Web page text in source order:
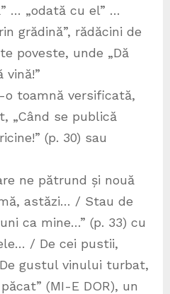
… „odată cu el” …
grădină”, rădăcini de
poveste, unde „Dă
vină!”
toamnă versificată,
„Când se publică
(p. 30) sau
ne pătrund și nouă
astăzi… / Stau de
ca mine…” (p. 33) cu
/ De cei pustii,
gustul vinului turbat,
(MI-E DOR), un